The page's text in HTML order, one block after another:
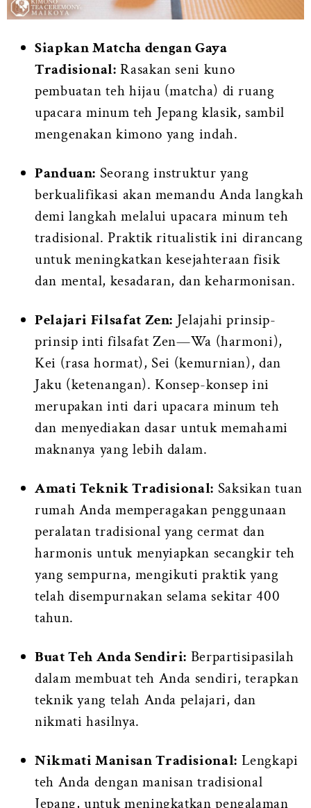
Siapkan Matcha dengan Gaya
Tradisional: Rasakan seni kuno
pembuatan teh hijau (matcha) di ruang
upacara minum teh Jepang klasik, sambil
mengenakan kimono yang indah.
Panduan: Seorang instruktur yang
berkualifikasi akan memandu Anda langkah
demi langkah melalui upacara minum teh
tradisional. Praktik ritualistik ini dirancang
untuk meningkatkan kesejahteraan fisik
dan mental, kesadaran, dan keharmonisan.
Pelajari Filsafat Zen: Jelajahi prinsip-
prinsip inti filsafat Zen—Wa (harmoni),
Kei (rasa hormat), Sei (kemurnian), dan
Jaku (ketenangan). Konsep-konsep ini
merupakan inti dari upacara minum teh
dan menyediakan dasar untuk memahami
maknanya yang lebih dalam.
Amati Teknik Tradisional: Saksikan tuan
rumah Anda memperagakan penggunaan
peralatan tradisional yang cermat dan
harmonis untuk menyiapkan secangkir teh
yang sempurna, mengikuti praktik yang
telah disempurnakan selama sekitar 400
tahun.
Buat Teh Anda Sendiri: Berpartisipasilah
dalam membuat teh Anda sendiri, terapkan
teknik yang telah Anda pelajari, dan
nikmati hasilnya.
Nikmati Manisan Tradisional: Lengkapi
teh Anda dengan manisan tradisional
Jepang, untuk meningkatkan pengalaman